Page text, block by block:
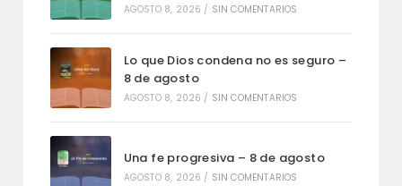
AGOSTO 8, 2026 / SIN COMENTARIOS
Lo que Dios condena no es seguro –
8 de agosto
AGOSTO 8, 2026 / SIN COMENTARIOS
Una fe progresiva – 8 de agosto
AGOSTO 8, 2026 / SIN COMENTARIOS